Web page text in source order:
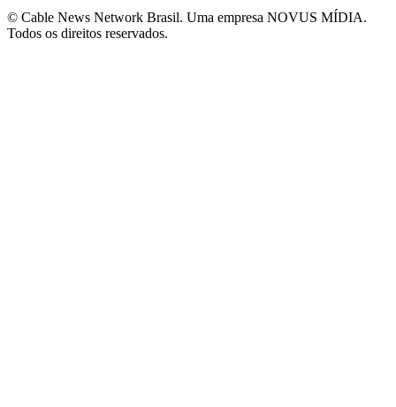
© Cable News Network Brasil. Uma empresa NOVUS MÍDIA.
Todos os direitos reservados.